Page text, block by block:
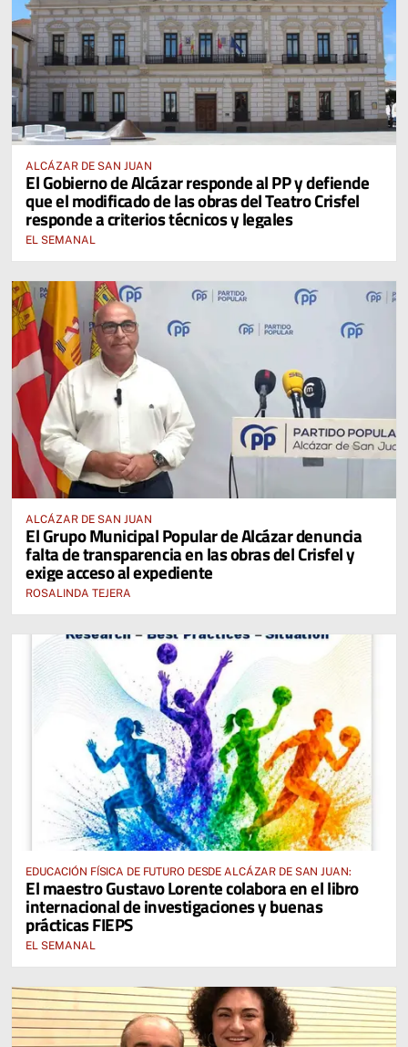
ALCÁZAR DE SAN JUAN
El Gobierno de Alcázar responde al PP y defiende
que el modificado de las obras del Teatro Crisfel
responde a criterios técnicos y legales
EL SEMANAL
ALCÁZAR DE SAN JUAN
El Grupo Municipal Popular de Alcázar denuncia
falta de transparencia en las obras del Crisfel y
exige acceso al expediente
ROSALINDA TEJERA
EDUCACIÓN FÍSICA DE FUTURO DESDE ALCÁZAR DE SAN JUAN:
El maestro Gustavo Lorente colabora en el libro
internacional de investigaciones y buenas
prácticas FIEPS
EL SEMANAL